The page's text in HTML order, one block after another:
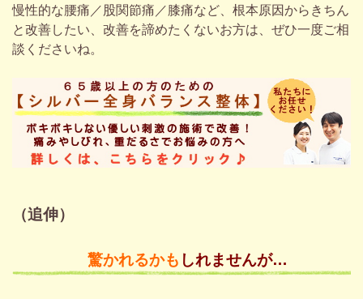
慢性的な腰痛／股関節痛／膝痛など、根本原因から きちん
と改善したい、改善を諦めたくないお方は、ぜひ一度ご相
談くださいね。
（追伸）
驚かれるかも しれませんが…